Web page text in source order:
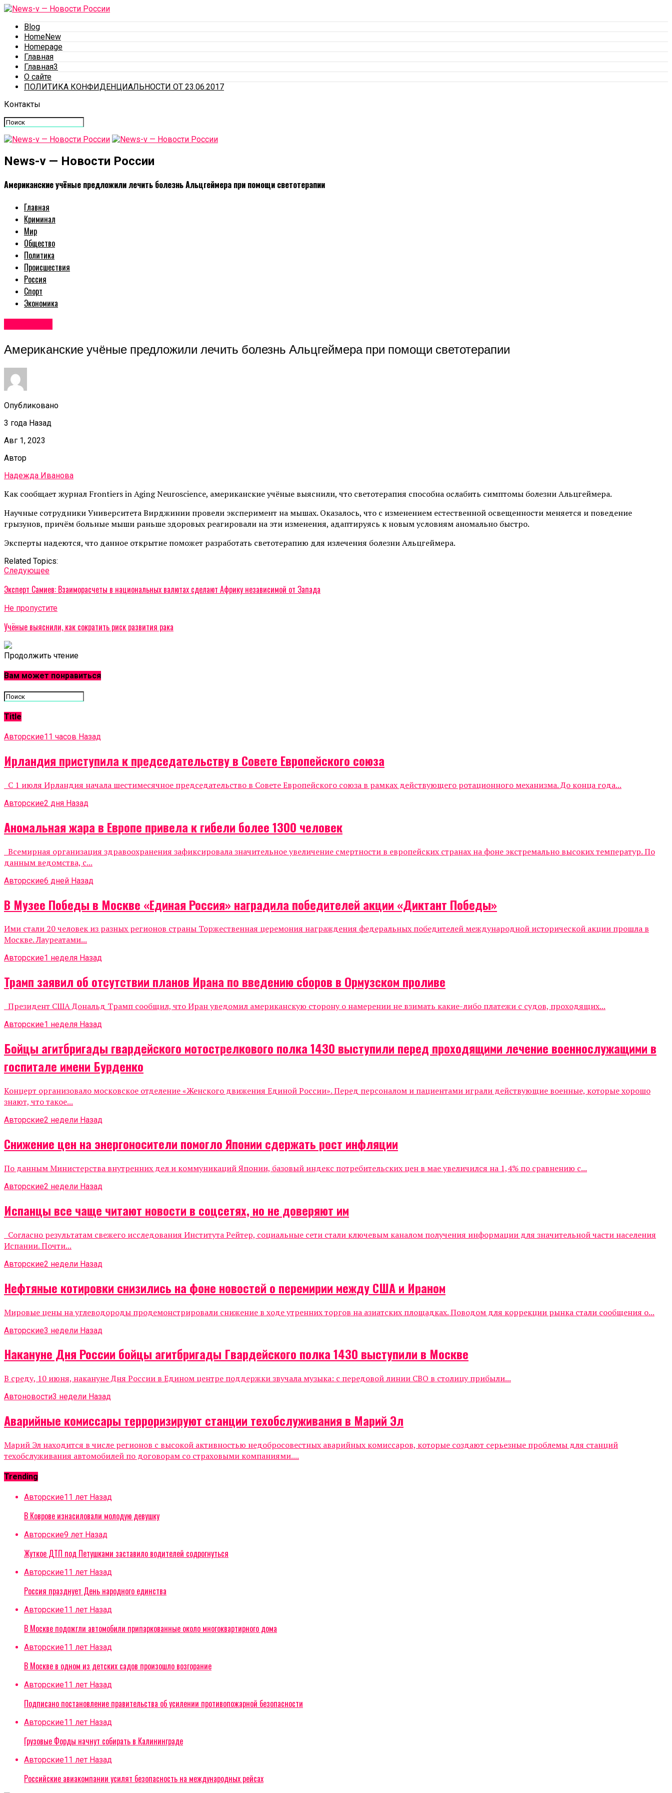
Blog
HomeNew
Homepage
Главная
Главная3
О сайте
ПОЛИТИКА КОНФИДЕНЦИАЛЬНОСТИ ОТ 23.06.2017
Контакты
News-v — Новости России
Американские учёные предложили лечить болезнь Альцгеймера при помощи светотерапии
Главная
Криминал
Мир
Общество
Политика
Происшествия
Россия
Спорт
Экономика
Американские учёные предложили лечить болезнь Альцгеймера при помощи светотерапии
Опубликовано
3 года Назад
Авг 1, 2023
Автор
Надежда Иванова
Как сообщает журнал Frontiers in Aging Neuroscience, американские учёные выяснили, что светотерапия способна ослабить симптомы болезни Альцгеймера.
Научные сотрудники Университета Вирджинии провели эксперимент на мышах. Оказалось, что с изменением естественной освещенности меняется и поведение
грызунов, причём больные мыши раньше здоровых реагировали на эти изменения, адаптируясь к новым условиям аномально быстро.
Эксперты надеются, что данное открытие поможет разработать светотерапию для излечения болезни Альцгеймера.
Related Topics:
Cледующее
Эксперт Самиев: Взаиморасчеты в национальных валютах сделают Африку независимой от Запада
Не пропустите
Учёные выяснили, как сократить риск развития рака
Продолжить чтение
Вам может понравиться
Title
Авторские11 часов Назад
Ирландия приступила к председательству в Совете Европейского союза
С 1 июля Ирландия начала шестимесячное председательство в Совете Европейского союза в рамках действующего ротационного механизма. До конца года...
Авторские2 дня Назад
Аномальная жара в Европе привела к гибели более 1300 человек
Всемирная организация здравоохранения зафиксировала значительное увеличение смертности в европейских странах на фоне экстремально высоких температур. По
данным ведомства, с...
Авторские6 дней Назад
В Музее Победы в Москве «Единая Россия» наградила победителей акции «Диктант Победы»
Ими стали 20 человек из разных регионов страны Торжественная церемония награждения федеральных победителей международной исторической акции прошла в
Москве. Лауреатами...
Авторские1 неделя Назад
Трамп заявил об отсутствии планов Ирана по введению сборов в Ормузском проливе
Президент США Дональд Трамп сообщил, что Иран уведомил американскую сторону о намерении не взимать какие-либо платежи с судов, проходящих...
Авторские1 неделя Назад
Бойцы агитбригады гвардейского мотострелкового полка 1430 выступили перед проходящими лечение военнослужащими в
госпитале имени Бурденко
Концерт организовало московское отделение «Женского движения Единой России». Перед персоналом и пациентами играли действующие военные, которые хорошо
знают, что такое...
Авторские2 недели Назад
Снижение цен на энергоносители помогло Японии сдержать рост инфляции
По данным Министерства внутренних дел и коммуникаций Японии, базовый индекс потребительских цен в мае увеличился на 1,4% по сравнению с...
Авторские2 недели Назад
Испанцы все чаще читают новости в соцсетях, но не доверяют им
Согласно результатам свежего исследования Института Рейтер, социальные сети стали ключевым каналом получения информации для значительной части населения
Испании. Почти...
Авторские2 недели Назад
Нефтяные котировки снизились на фоне новостей о перемирии между США и Ираном
Мировые цены на углеводороды продемонстрировали снижение в ходе утренних торгов на азиатских площадках. Поводом для коррекции рынка стали сообщения о...
Авторские3 недели Назад
Накануне Дня России бойцы агитбригады Гвардейского полка 1430 выступили в Москве
В среду, 10 июня, накануне Дня России в Едином центре поддержки звучала музыка: с передовой линии СВО в столицу прибыли...
Автоновости3 недели Назад
Аварийные комиссары терроризируют станции техобслуживания в Марий Эл
Марий Эл находится в числе регионов с высокой активностью недобросовестных аварийных комиссаров, которые создают серьезные проблемы для станций
техобслуживания автомобилей по договорам со страховыми компаниями....
Trending
Авторские11 лет Назад
В Коврове изнасиловали молодую девушку
Авторские9 лет Назад
Жуткое ДТП под Петушками заставило водителей содрогнуться
Авторские11 лет Назад
Россия празднует День народного единства
Авторские11 лет Назад
В Москве подожгли автомобили припаркованные около многоквартирного дома
Авторские11 лет Назад
В Москве в одном из детских садов произошло возгорание
Авторские11 лет Назад
Подписано постановление правительства об усилении противопожарной безопасности
Авторские11 лет Назад
Грузовые Форды начнут собирать в Калининграде
Авторские11 лет Назад
Российские авиакомпании усилят безопасность на международных рейсах